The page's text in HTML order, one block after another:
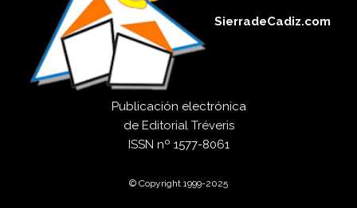
SierradeCadiz.com
Publicación electrónica
de Editorial Tréveris
ISSN nº 1577-8061
© Copyright 1999-2025